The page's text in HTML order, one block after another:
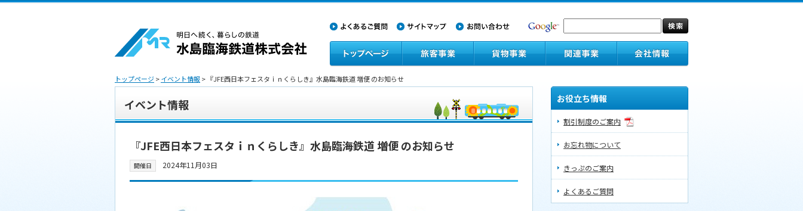
トップページ>イベント情報> 『JFE西日本フェスタｉｎくらしき』水島臨海鉄道 増便 のお知らせ
イベント情報
『JFE西日本フェスタｉｎくらしき』水島臨海鉄道 増便 のお知らせ
開催日 2024年11月03日
お役立ち情報
割引制度のご案内
お忘れ物について
きっぷのご案内
よくあるご質問